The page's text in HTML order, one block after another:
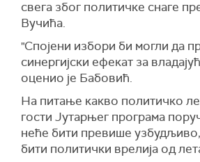
свега због политичке снаге
Вучића.
"Спојени избори би могли да
синергијски ефекат за
оценио је Бабовић.
На питање какво политичко
гости Јутарњег програма
неће бити превише узбудљиво,
бити политички врелија од